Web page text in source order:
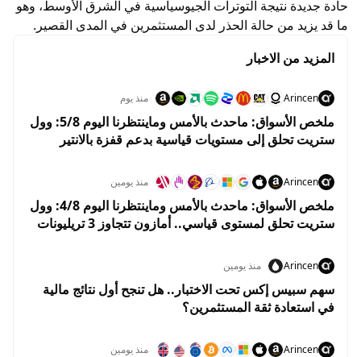
حادة جديدة نتيجة التوترات الجيوسياسية في الشرق الأوسط، وهو
ما قد يزيد من حالة الحذر لدى المستثمرين في المدى القصير.
المزيد من الاخبار
Arincen منذ يوم
ملخص الأسواق: ماحدث بالأمس وماينتظرنا اليوم 5/8: وول
ستريت تحلق إلى مستويات قياسية بدعم قفزة بالانتير
Arincen منذ يومين
ملخص الأسواق: ماحدث بالأمس وماينتظرنا اليوم 4/8: وول
ستريت تحلق لمستوى قياسي.. أمازون تتجاوز 3 تريليونات
Arincen منذ يومين
سهم سبيس إكس تحت الاختبار.. هل تنجح أول نتائج مالية
في استعادة ثقة المستثمرين؟
Arincen منذ يومين